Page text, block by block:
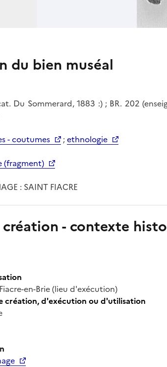
du bien muséal
Du Sommerard, 1883 :) ; BR. 202
- coutumes ;ethnologie
(fragment)
: SAINT FIACRE
- contexte
en-Brie (lieu d'exécution)
création, d'exécution ou d'utilisation